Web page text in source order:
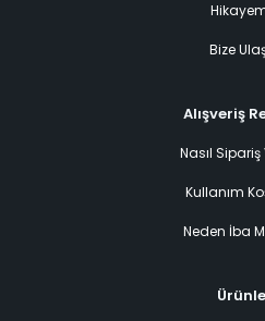
Bize
Alışveriş
Nasıl Sipariş
Kullanım
Neden İba